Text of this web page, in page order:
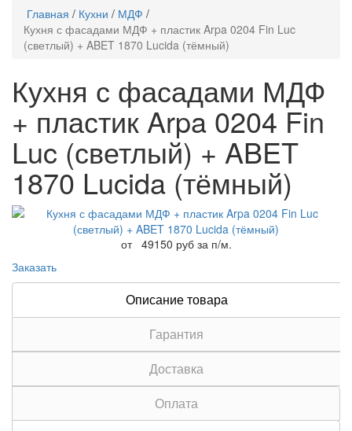
Главная / Кухни / МДФ /
Кухня с фасадами МДФ + пластик Arpa 0204 Fin Luc
(светлый) + ABET 1870 Lucida (тёмный)
Кухня с фасадами МДФ
+ пластик Arpa 0204 Fin
Luc (светлый) + ABET
1870 Lucida (тёмный)
от
49150 руб за п/м.
Заказать
Описание товара
Гарантия
Доставка
Оплата